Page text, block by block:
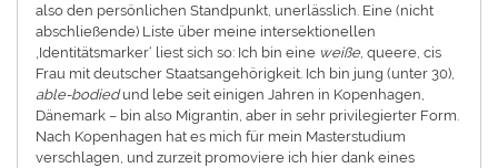
also den persönlichen Standpunkt, unerlässlich. Eine (nicht
abschließende) Liste über meine intersektionellen
‚Identitätsmarker‘ liest sich so: Ich bin eine weiße, queere, cis
Frau mit deutscher Staatsangehörigkeit. Ich bin jung (unter 30),
able-bodiedund lebe seit einigen Jahren in Kopenhagen,
Dänemark – bin also Migrantin, aber in sehr privilegierter Form.
Nach Kopenhagen hat es mich für mein Masterstudium
verschlagen, und zurzeit promoviere ich hier dank eines